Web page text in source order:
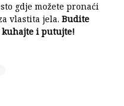
gdje možete pronaći
vlastita jela. Budite
i putujte!